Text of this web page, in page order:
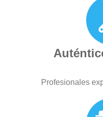
Profesionales